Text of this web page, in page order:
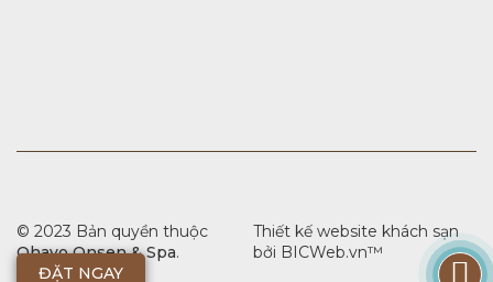
© 2023 Bản quyền thuộc
Ohayo Onsen & Spa.
Thiết kế website khách sạn
bởi BICWeb.vn™
ĐẶT NGAY